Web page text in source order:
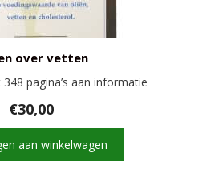
over vetten
pagina’s aan informatie
€30,00
aan winkelwagen